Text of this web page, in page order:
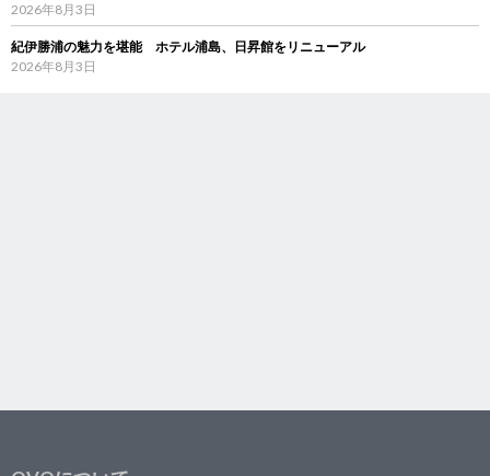
2026年8月3日
紀伊勝浦の魅力を堪能 ホテル浦島、日昇館をリニューアル
2026年8月3日